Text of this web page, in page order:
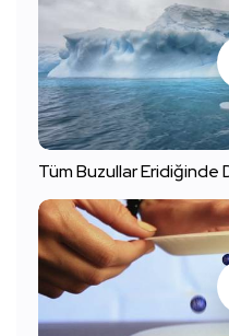
Tüm Buzullar Eridiğinde